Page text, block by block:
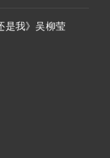
是我》吴柳莹